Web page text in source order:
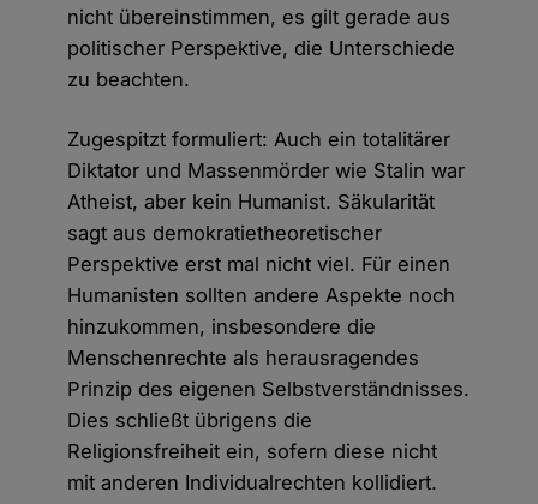
nicht übereinstimmen, es gilt gerade aus
politischer Perspektive, die Unterschiede
zu beachten.
Zugespitzt formuliert: Auch ein totalitärer
Diktator und Massenmörder wie Stalin war
Atheist, aber kein Humanist. Säkularität
sagt aus demokratietheoretischer
Perspektive erst mal nicht viel. Für einen
Humanisten sollten andere Aspekte noch
hinzukommen, insbesondere die
Menschenrechte als herausragendes
Prinzip des eigenen Selbstverständnisses.
Dies schließt übrigens die
Religionsfreiheit ein, sofern diese nicht
mit anderen Individualrechten kollidiert.